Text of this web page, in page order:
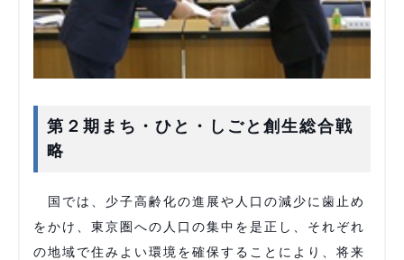
第２期まち・ひと・しごと創生総合戦
略
国では、少子高齢化の進展や人口の減少に歯止め
をかけ、東京圏への人口の集中を是正し、それぞれ
の地域で住みよい環境を確保することにより、将来